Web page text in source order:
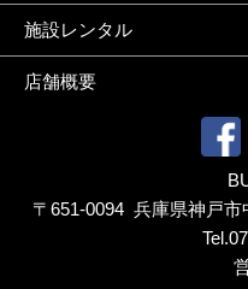
施設レンタル
店舗概要
〒651-0094 兵庫県神戸
Tel.